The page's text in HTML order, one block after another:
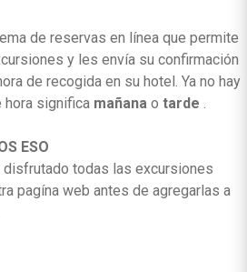
de reservas en línea que permite
y les envía su confirmación
de recogida en su hotel. Ya no hay
hora significa mañana o tarde .
ESO
todas las excursiones
pagína web antes de agregarlas a